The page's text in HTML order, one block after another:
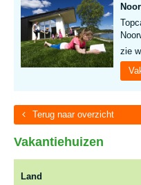
zie
Terug naar overzicht
Vakantiehuizen
Land